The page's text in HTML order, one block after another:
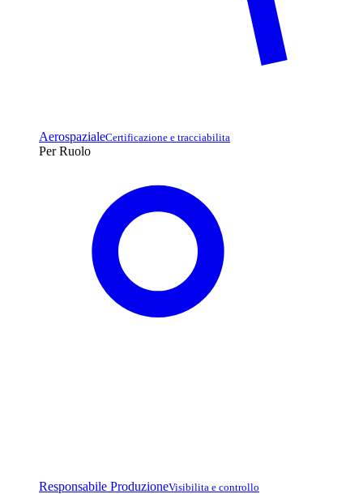
AerospazialeCertificazione e tracciabilita
Per Ruolo
Responsabile ProduzioneVisibilita e controllo